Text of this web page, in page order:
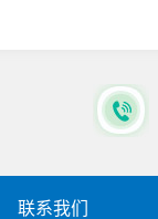
联系我们